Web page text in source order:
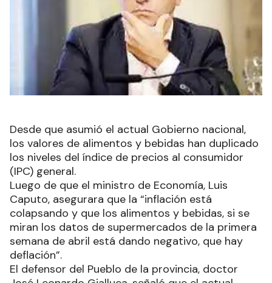
Desde que asumió el actual Gobierno nacional,
los valores de alimentos y bebidas han duplicado
los niveles del índice de precios al consumidor
(IPC) general.
Luego de que el ministro de Economía, Luis
Caputo, asegurara que la “inflación está
colapsando y que los alimentos y bebidas, si se
miran los datos de supermercados de la primera
semana de abril está dando negativo, que hay
deflación”.
El defensor del Pueblo de la provincia, doctor